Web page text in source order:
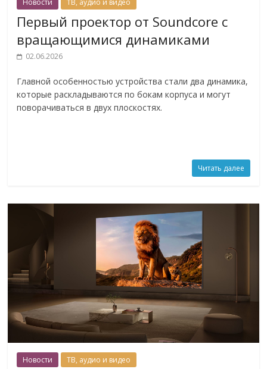
Первый проектор от Soundcore с
вращающимися динамиками
02.06.2026
Главной особенностью устройства стали два динамика,
которые раскладываются по бокам корпуса и могут
поворачиваться в двух плоскостях.
Читать далее
Новости ТВ, аудио и видео